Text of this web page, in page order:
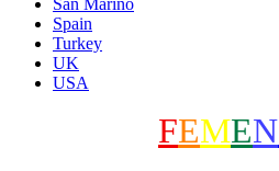
San Marino
Spain
Turkey
UK
USA
FEMEN